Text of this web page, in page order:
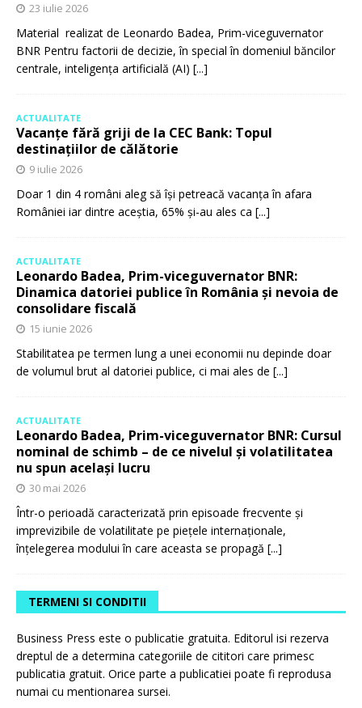
23 iulie 2026
Material realizat de Leonardo Badea, Prim-viceguvernator
BNR Pentru factorii de decizie, în special în domeniul băncilor
centrale, inteligența artificială (AI) [...]
ACTUALITATE
Vacanțe fără griji de la CEC Bank: Topul
destinațiilor de călătorie
9 iulie 2026
Doar 1 din 4 români aleg să își petreacă vacanța în afara
României iar dintre aceștia, 65% și-au ales ca [...]
ACTUALITATE
Leonardo Badea, Prim-viceguvernator BNR:
Dinamica datoriei publice în România și nevoia de
consolidare fiscală
15 iunie 2026
Stabilitatea pe termen lung a unei economii nu depinde doar
de volumul brut al datoriei publice, ci mai ales de [...]
ACTUALITATE
Leonardo Badea, Prim-viceguvernator BNR: Cursul
nominal de schimb – de ce nivelul și volatilitatea
nu spun același lucru
30 mai 2026
Într-o perioadă caracterizată prin episoade frecvente și
imprevizibile de volatilitate pe piețele internaționale,
înțelegerea modului în care aceasta se propagă [...]
TERMENI SI CONDITII
Business Press este o publicatie gratuita. Editorul isi rezerva
dreptul de a determina categoriile de cititori care primesc
publicatia gratuit. Orice parte a publicatiei poate fi reprodusa
numai cu mentionarea sursei.